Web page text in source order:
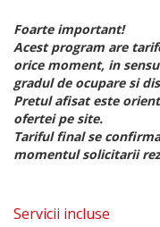
Foarte important!
Acest program are
orice moment, in
gradul de ocupare si
Pretul afisat este
ofertei pe site.
Tariful final se
momentul solicitarii
Servicii incluse